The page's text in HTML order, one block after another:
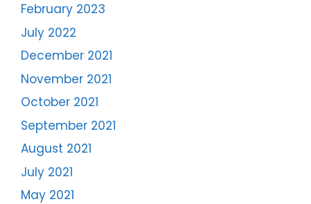
February 2023
July 2022
December 2021
November 2021
October 2021
September 2021
August 2021
July 2021
May 2021